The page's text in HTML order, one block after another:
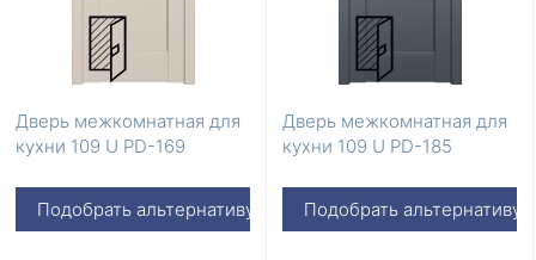
Дверь межкомнатная для
кухни 109 U PD-169
Подобрать альтернативу
Дверь межкомнатная для
кухни 109 U PD-185
Подобрать альтернативу